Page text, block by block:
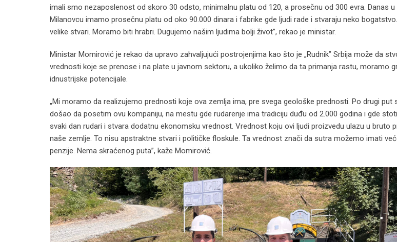
imali smo nezaposlenost od skoro 30 odsto, minimalnu platu od 120, a prosečnu od 300 evra. Danas u
Milanovcu imamo prosečnu platu od oko 90.000 dinara i fabrike gde ljudi rade i stvaraju neko
velike stvari. Moramo biti hrabri. Dugujemo našim ljudima bolji život”, rekao je ministar.
Ministar Momirović je rekao da upravo zahvaljujući postrojenjima kao što je „Rudnik” Srbija može da
vrednosti koje se prenose i na plate u javnom sektoru, a ukoliko želimo da ta primanja rastu, moramo
idnustrijske potencijale.
„Mi moramo da realizujemo prednosti koje ova zemlja ima, pre svega geološke prednosti. Po drugi put
došao da posetim ovu kompaniju, na mestu gde rudarenje ima tradiciju duđu od 2.000 godina i gde
svaki dan rudari i stvara dodatnu ekonomsku vrednost. Vrednost koju ovi ljudi proizvedu ulazu u bruto
naše zemlje. To nisu apstraktne stvari i političke floskule. Ta vrednost znači da sutra možemo imati
penzije. Nema skraćenog puta”, kaže Momirović.